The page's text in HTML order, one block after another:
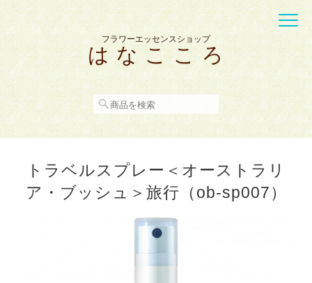
フラワーエッセンスショップ
は な こ こ ろ
トラベルスプレー＜オーストラリ
ア・ブッシュ＞旅行（ob-sp007）